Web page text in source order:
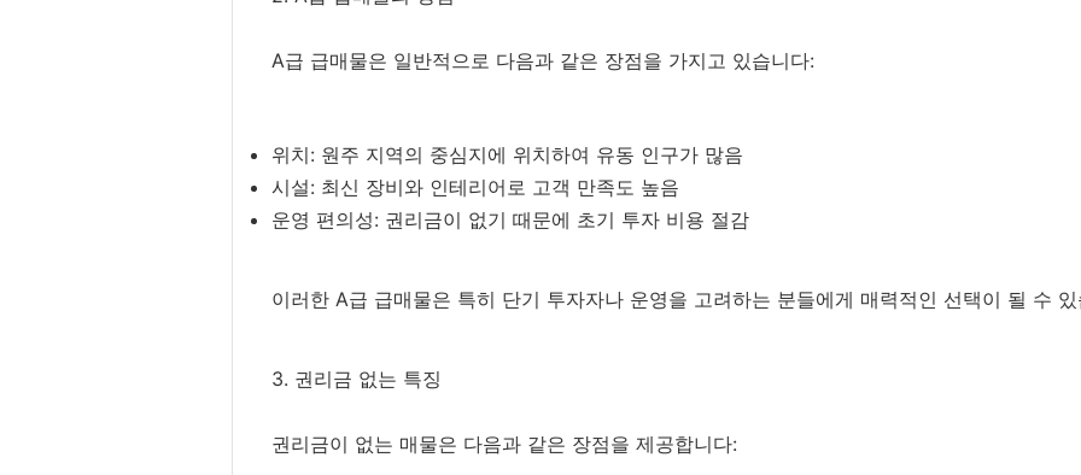
A급 급매물은 일반적으로 다음과 같은 장점을 가지고 있습니다:
위치: 원주 지역의 중심지에 위치하여 유동 인구가 많음
시설: 최신 장비와 인테리어로 고객 만족도 높음
운영 편의성: 권리금이 없기 때문에 초기 투자 비용 절감
이러한 A급 급매물은 특히 단기 투자자나 운영을 고려하는 분들에게 매력적인 선택이 될 수
3. 권리금 없는 특징
권리금이 없는 매물은 다음과 같은 장점을 제공합니다: